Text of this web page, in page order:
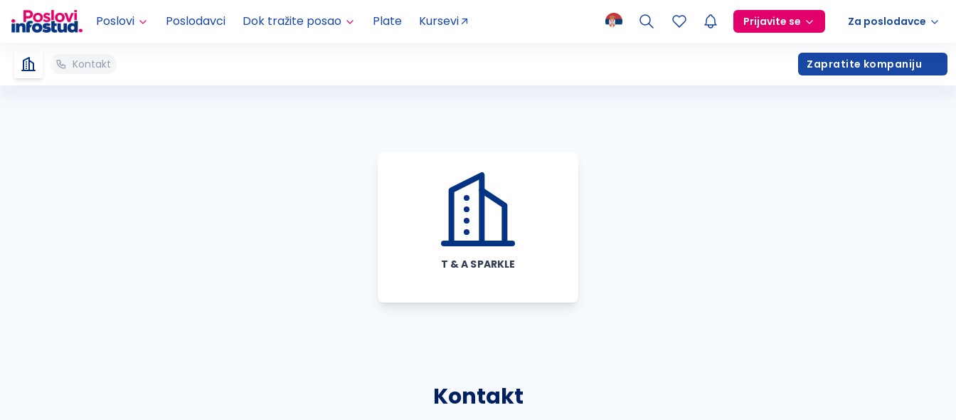
Poslovi Poslodavci Dok tražite posao Plate Kursevi Prijavite se Za poslodavce
Kontakt Zapratite kompaniju
T & A SPARKLE
Kontakt